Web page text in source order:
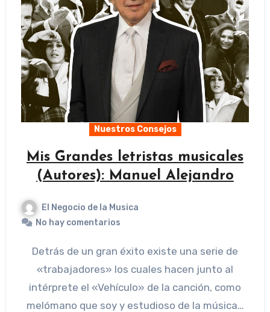
Nuestros Consejos
Mis Grandes letristas musicales
(Autores): Manuel Alejandro
El Negocio de la Musica
No hay comentarios
Detrás de un gran éxito existe una serie de
«trabajadores» los cuales hacen junto al
intérprete el «Vehículo» de la canción, como
melómano que soy y estudioso de la música…